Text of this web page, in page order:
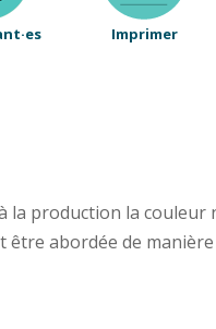
Imprimer
production la couleur
abordée de